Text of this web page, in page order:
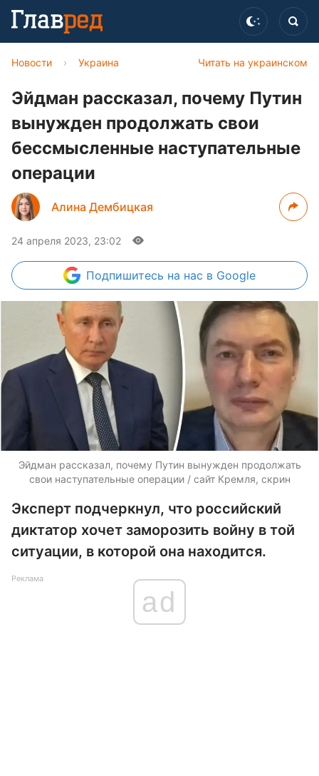
Читать на украинском
Новости › Украина
Эйдман рассказал, почему Путин
вынужден продолжать свои
бессмысленные наступательные
операции
Алина Дембицкая
24 апреля 2023, 23:02
Подпишитесь на нас в Google
Эйдман рассказал, почему Путин вынужден продолжать
свои наступательные операции / сайт Кремля, скрин
Эксперт подчеркнул, что российский
диктатор хочет заморозить войну в той
ситуации, в которой она находится.
Реклама
ad